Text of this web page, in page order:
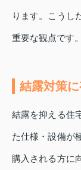
ります。こうし
重要な観点です。
結露対策
結露を抑える住
た仕様・設備が
購入される方に